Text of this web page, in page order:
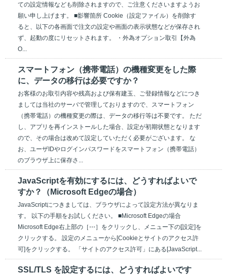
ての設定情報なども削除されますので、ご注意くださいますようお
願い申し上げます。 ■影響箇所 Cookie（設定ファイル）を削除す
ると、以下の各画面で注文の設定や画面の表示状態などが保存され
ず、起動の度にリセットされます。 ・外為オプション取引【外為
O...
スマートフォン（携帯電話）の機種変更をした際
に、データの移行は必要ですか？
お客様のお取引内容や残高および保有建玉、ご登録情報などにつき
ましては当社のサーバで管理しておりますので、スマートフォン
（携帯電話）の機種変更の際は、データの移行等は不要です。 ただ
し、アプリを再インストールした場合、設定が初期状態となります
ので、その場合は改めて設定していただく必要がございます。 な
お、ユーザIDやログインパスワードをスマートフォン（携帯電話）
のブラウザ上に保存さ...
JavaScriptを有効にするには、どうすればよいで
すか？（Microsoft Edgeの場合）
JavaScriptにつきましては、ブラウザによって設定方法が異なりま
す。 以下の手順をお試しください。 ■Microsoft Edgeの場合
Microsoft Edge右上部の［⋯］をクリックし、メニュー下の[設定]を
クリックする。 設定のメニューから[Cookieとサイトのアクセス許
可]をクリックする。 「サイトのアクセス許可」にある[JavaScript...
SSL/TLS を設定するには、どうすればよいです